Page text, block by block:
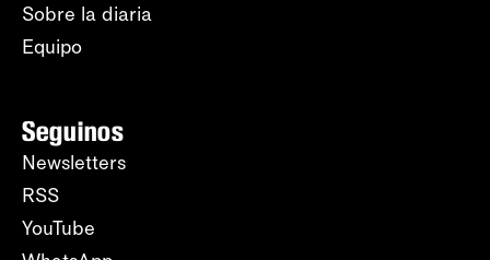
Sobre la diaria
Equipo
Seguinos
Newsletters
RSS
YouTube